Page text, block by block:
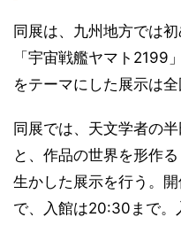
同展は、九州地方では
「宇宙戦艦ヤマト2199
をテーマにした展示は
同展では、天文学者の
と、作品の世界を形作
生かした展示を行う。
で、入館は20:30まで。